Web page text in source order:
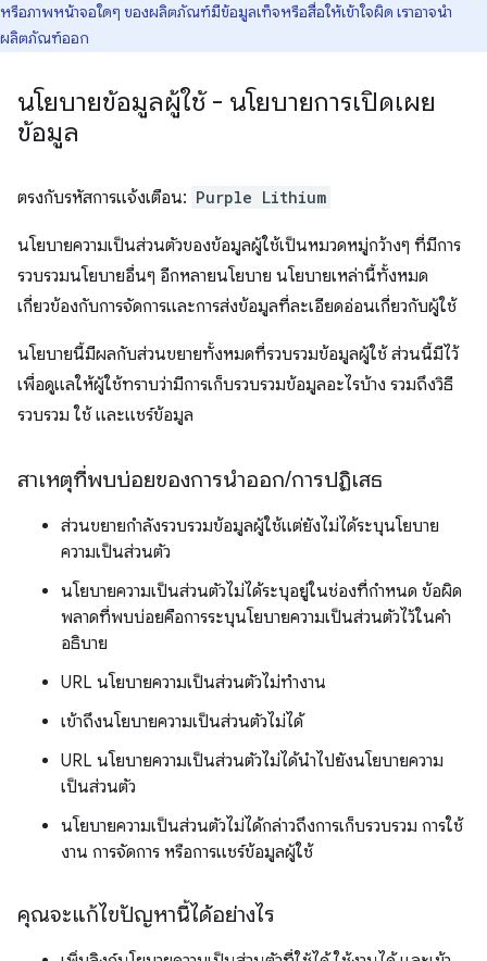
หรือภาพหน้าจอใดๆ ของผลิตภัณฑ์มีข้อมูลเท็จหรือสื่อให้เข้าใจผิด เราอาจนำ
ผลิตภัณฑ์ออก
นโยบายข้อมูลผู้ใช้ - นโยบายการเปิดเผย
ข้อมูล
ตรงกับรหัสการแจ้งเตือน: Purple Lithium
นโยบายความเป็นส่วนตัวของข้อมูลผู้ใช้เป็นหมวดหมู่กว้างๆ ที่มีการ
รวบรวมนโยบายอื่นๆ อีกหลายนโยบาย นโยบายเหล่านี้ทั้งหมด
เกี่ยวข้องกับการจัดการและการส่งข้อมูลที่ละเอียดอ่อนเกี่ยวกับผู้ใช้
นโยบายนี้มีผลกับส่วนขยายทั้งหมดที่รวบรวมข้อมูลผู้ใช้ ส่วนนี้มีไว้
เพื่อดูแลให้ผู้ใช้ทราบว่ามีการเก็บรวบรวมข้อมูลอะไรบ้าง รวมถึงวิธี
รวบรวม ใช้ และแชร์ข้อมูล
สาเหตุที่พบบ่อยของการนำออก/การปฏิเสธ
ส่วนขยายกำลังรวบรวมข้อมูลผู้ใช้แต่ยังไม่ได้ระบุนโยบาย
ความเป็นส่วนตัว
นโยบายความเป็นส่วนตัวไม่ได้ระบุอยู่ในช่องที่กำหนด ข้อผิด
พลาดที่พบบ่อยคือการระบุนโยบายความเป็นส่วนตัวไว้ในคำ
อธิบาย
URL นโยบายความเป็นส่วนตัวไม่ทำงาน
เข้าถึงนโยบายความเป็นส่วนตัวไม่ได้
URL นโยบายความเป็นส่วนตัวไม่ได้นำไปยังนโยบายความ
เป็นส่วนตัว
นโยบายความเป็นส่วนตัวไม่ได้กล่าวถึงการเก็บรวบรวม การใช้
งาน การจัดการ หรือการแชร์ข้อมูลผู้ใช้
คุณจะแก้ไขปัญหานี้ได้อย่างไร